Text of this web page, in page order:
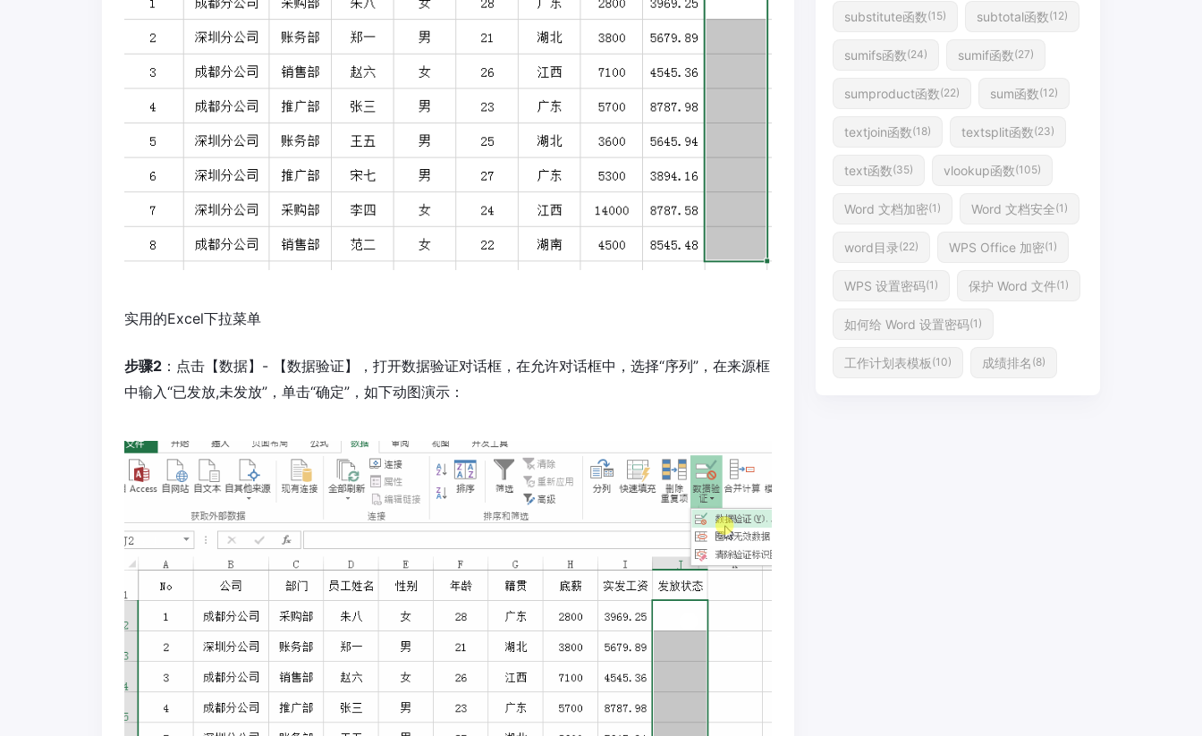
实用的Excel下拉菜单
步骤2 ：点击【数据】- 【数据验证】，打开数据验证对话框，在允许对话框中，选择“序列”，在来源框
中输入“已发放,未发放”，单击“确定”，如下动图演示：
substitute函数(15) subtotal函数(12)
sumifs函数(24) sumif函数(27)
sumproduct函数(22) sum函数(12)
textjoin函数(18) textsplit函数(23)
text函数(35) vlookup函数(105)
Word 文档加密(1) Word 文档安全(1)
word目录(22) WPS Office 加密(1)
WPS 设置密码(1) 保护 Word 文件(1)
如何给 Word 设置密码(1)
工作计划表模板 (10) 成绩排名 (8)